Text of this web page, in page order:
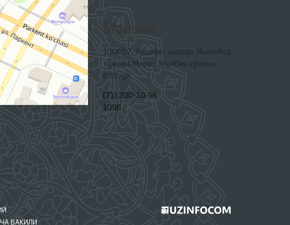
Манзил
100007, Тошкент шаҳар, Яшнобод
тумани, Мирзо Улуғбек кўчаси,
57/1-уй
(71) 200-10-96
1096
ВАКИЛИ